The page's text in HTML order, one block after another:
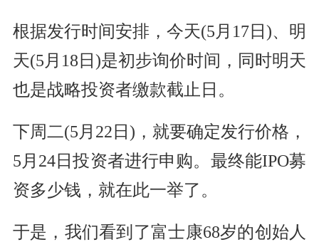
根据发行时间安排，今天(5月17日)、明
天(5月18日)是初步询价时间，同时明天
也是战略投资者缴款截止日。
下周二(5月22日)，就要确定发行价格，
5月24日投资者进行申购。最终能IPO募
资多少钱，就在此一举了。
于是，我们看到了富士康68岁的创始人